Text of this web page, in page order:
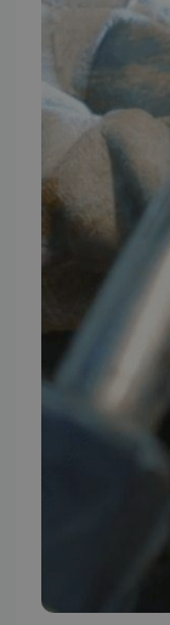
Youtube
Instagram